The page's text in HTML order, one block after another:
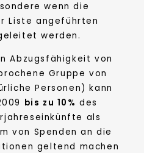
wenn die
Liste angeführten
werden.
Abzugsfähigkeit von
Gruppe von
Personen) kann
bis zu 10% des
als
von Spenden an die
geltend machen